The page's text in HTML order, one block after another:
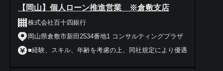
【岡山】個人ローン推進営業 ※倉敷支店
株式会社百十四銀行
岡山県倉敷市新田2534番地1 コンサルティングプラザ
■経験、スキル、年齢を考慮の上、同社規定により優遇